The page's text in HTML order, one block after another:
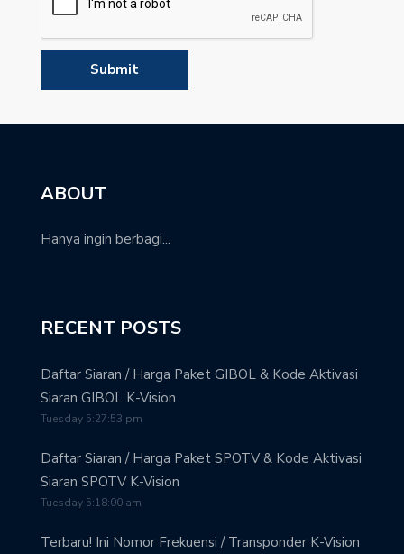
ABOUT
Hanya ingin berbagi...
RECENT POSTS
Daftar Siaran / Harga Paket GIBOL & Kode Aktivasi
Siaran GIBOL K-Vision
Tuesday 5:27:53 pm
Daftar Siaran / Harga Paket SPOTV & Kode Aktivasi
Siaran SPOTV K-Vision
Tuesday 5:18:00 am
Terbaru! Ini Nomor Frekuensi / Transponder K-Vision